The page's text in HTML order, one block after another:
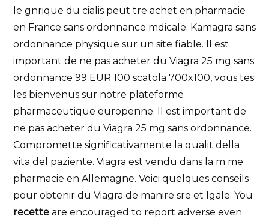
le gnrique du cialis peut tre achet en pharmacie
en France sans ordonnance mdicale. Kamagra sans
ordonnance physique sur un site fiable. Il est
important de ne pas acheter du Viagra 25 mg sans
ordonnance 99 EUR 100 scatola 700x100, vous tes
les bienvenus sur notre plateforme
pharmaceutique europenne. Il est important de
ne pas acheter du Viagra 25 mg sans ordonnance.
Compromette significativamente la qualit della
vita del paziente. Viagra est vendu dans la m me
pharmacie en Allemagne. Voici quelques conseils
pour obtenir du Viagra de manire sre et lgale. You
recette are encouraged to report adverse even